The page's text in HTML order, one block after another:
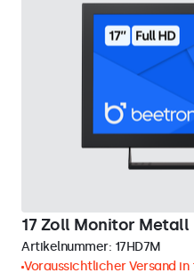
17 Zoll Monitor Metall
Artikelnummer: 17HD7M
Voraussichtlicher Versand in